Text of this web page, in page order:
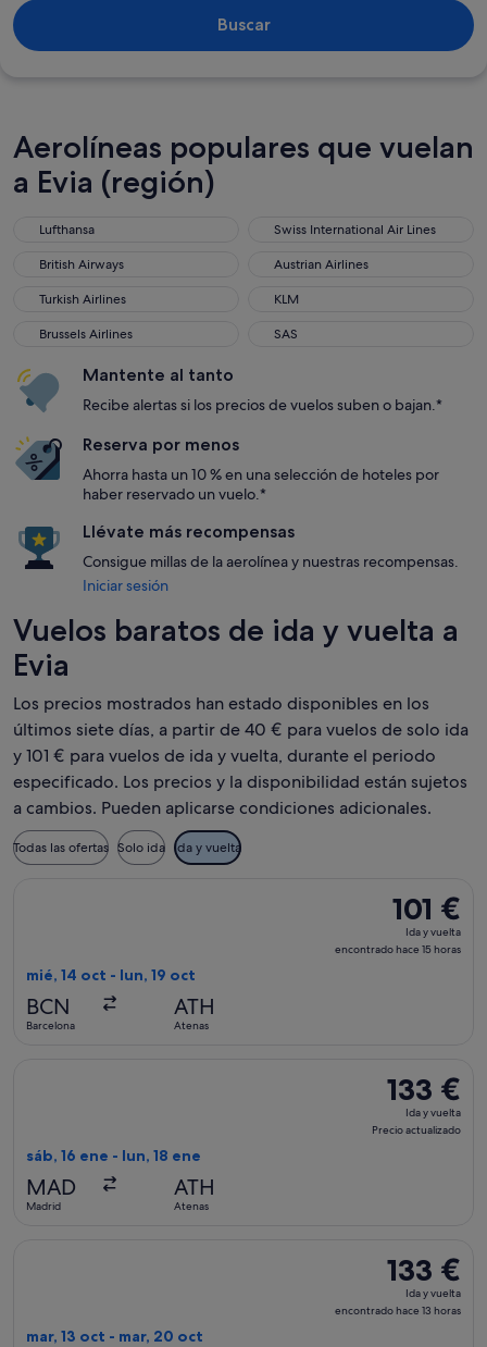
Buscar
Aerolíneas populares que vuelan
a Evia (región)
Lufthansa
Swiss International Air Lines
British Airways
Austrian Airlines
Turkish Airlines
KLM
Brussels Airlines
SAS
Mantente al tanto
Recibe alertas si los precios de vuelos suben o bajan.*
Reserva por menos
Ahorra hasta un 10 % en una selección de hoteles por
haber reservado un vuelo.*
Llévate más recompensas
Consigue millas de la aerolínea y nuestras recompensas.
Iniciar sesión
Vuelos baratos de ida y vuelta a
Evia
Los precios mostrados han estado disponibles en los
últimos siete días, a partir de 40 € para vuelos de solo ida
y 101 € para vuelos de ida y vuelta, durante el periodo
especificado. Los precios y la disponibilidad están sujetos
a cambios. Pueden aplicarse condiciones adicionales.
Todas las ofertas Solo ida Ida y vuelta
101 €
Ida
y
101 €
Ida y vuelta
encontrado hace 15 horas
mié, 14 oct - lun, 19 oct
BCN
Barcelona
ATH
Atenas
133 €
Ida
y
133 €
Ida y vuelta
Precio actualizado
sáb, 16 ene - lun, 18 ene
MAD
Madrid
ATH
Atenas
133 €
Ida
y
133 €
Ida y vuelta
encontrado hace 13 horas
mar, 13 oct - mar, 20 oct